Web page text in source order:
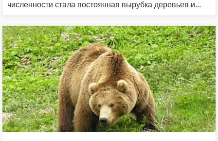
численности стала постоянная вырубка деревьев и...